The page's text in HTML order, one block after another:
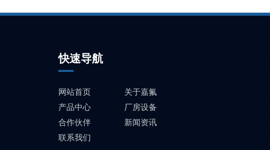
快速导航
网站首页
关于嘉氟
产品中心
厂房设备
合作伙伴
新闻资讯
联系我们